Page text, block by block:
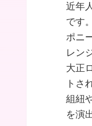
近年
です。
ポニ
レン
大正
トさ
組紐
を演